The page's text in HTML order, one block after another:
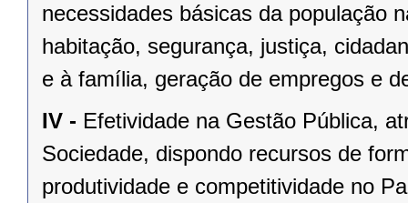
necessidades básicas da população
habitação, segurança, justiça,
e à família, geração de empregos e
IV - Efetividade na Gestão Pública,
Sociedade, dispondo recursos de
produtividade e competitividade no